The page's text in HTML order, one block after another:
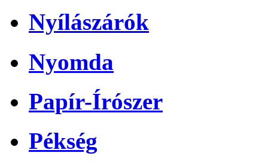
Nyílászárók
Nyomda
Papír-Írószer
Pékség